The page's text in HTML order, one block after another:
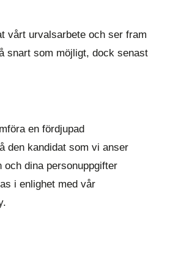
vårt urvalsarbete och ser fram
snart som möjligt, dock senast
en fördjupad
den kandidat som vi anser
och dina personuppgifter
i enlighet med vår